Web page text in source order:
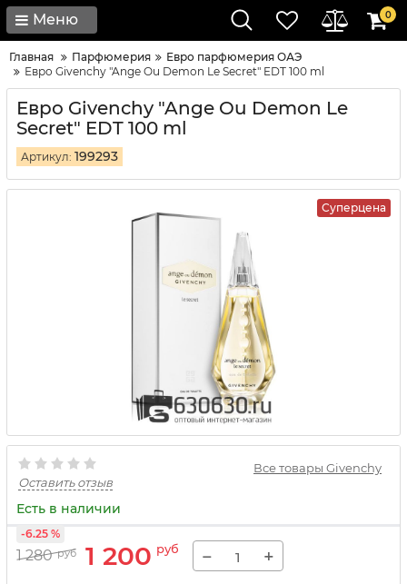
Меню 0
Главная Парфюмерия
Евро парфюмерия ОАЭ
Евро Givenchy "Ange Ou Demon Le Secret" EDT 100 ml
Евро Givenchy "Ange Ou Demon Le
Secret" EDT 100 ml
Артикул: 199293
Суперцена
Все товары Givenchy
Оставить отзыв
Есть в наличии
1 280 руб 1 200 руб
-6.25 %
− +